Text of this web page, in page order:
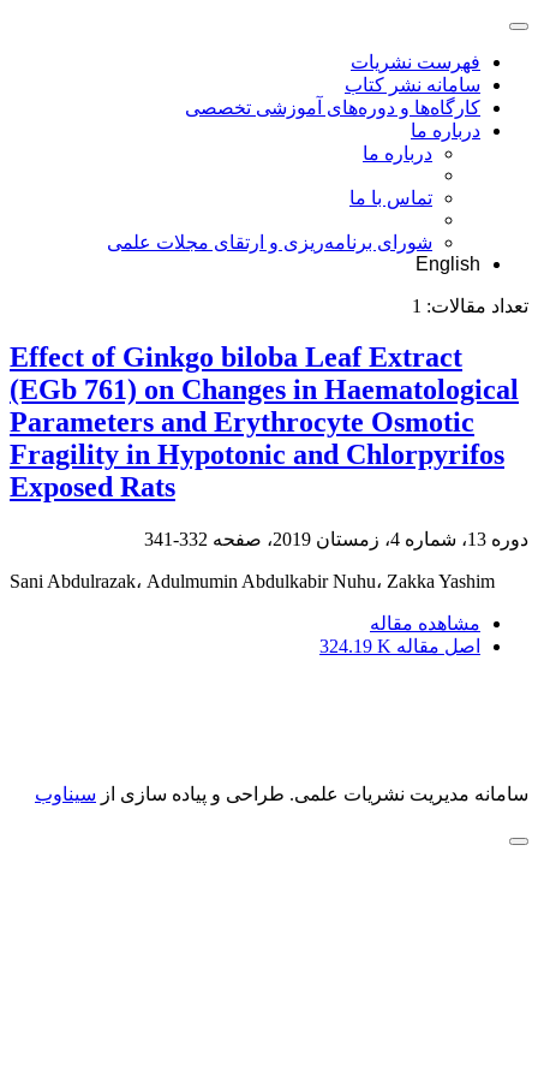
فهرست نشریات
سامانه نشر کتاب
کارگاه‌ها و دوره‌های آموزشی تخصصی
درباره ما
درباره ما
تماس با ما
شورای برنامه‌ریزی و ارتقای مجلات علمی
English
تعداد مقالات: 1
Effect of Ginkgo biloba Leaf Extract
(EGb 761) on Changes in Haematological
Parameters and Erythrocyte Osmotic
Fragility in Hypotonic and Chlorpyrifos
Exposed Rats
دوره 13، شماره 4، زمستان 2019، صفحه 332-341
Sani Abdulrazak، Adulmumin Abdulkabir Nuhu، Zakka Yashim
مشاهده مقاله
اصل مقاله 324.19 K
سامانه مدیریت نشریات علمی. طراحی و پیاده سازی از سیناوب